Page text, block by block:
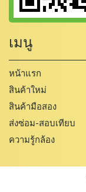
เมนู
หน้าแรก
สินค้าใหม่
สินค้ามือสอง
ส่งซ่อม-สอบเทียบ
ความรู้กล้อง